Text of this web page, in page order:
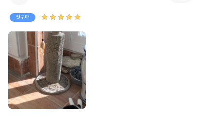
또는 소비자상담 관련
전화번호
유통기한
첫구매